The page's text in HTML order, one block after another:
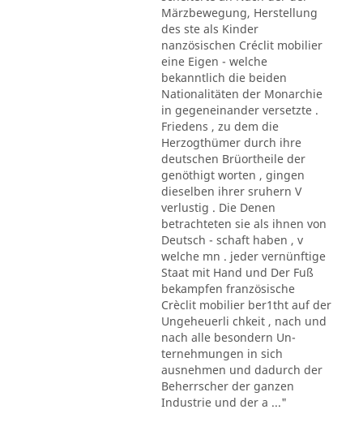
Märzbewegung, Herstellung
des ste als Kinder
nanzösischen Créclit mobilier
eine Eigen - welche
bekanntlich die beiden
Nationalitäten der Monarchie
in gegeneinander versetzte .
Friedens , zu dem die
Herzogthümer durch ihre
deutschen Brüortheile der
genöthigt worten , gingen
dieselben ihrer sruhern V
verlustig . Die Denen
betrachteten sie als ihnen von
Deutsch - schaft haben , v
welche mn . jeder vernünftige
Staat mit Hand und Der Fuß
bekampfen französische
Crèclit mobilier ber1tht auf der
Ungeheuerli chkeit , nach und
nach alle besondern Un-
ternehmungen in sich
ausnehmen und dadurch der
Beherrscher der ganzen
Industrie und der a ..."